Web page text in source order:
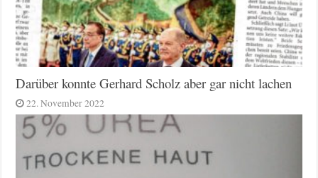
Darüber konnte Gerhard Scholz aber gar nicht lachen
22. November 2022